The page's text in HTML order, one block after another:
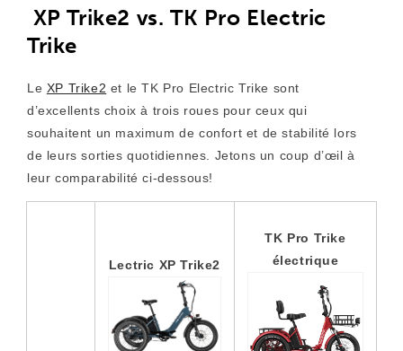
XP Trike2 vs. TK Pro Electric
Trike
Le XP Trike2 et le TK Pro Electric Trike sont
d’excellents choix à trois roues pour ceux qui
souhaitent un maximum de confort et de stabilité lors
de leurs sorties quotidiennes. Jetons un coup d’œil à
leur comparabilité ci-dessous!
Lectric XP Trike2
TK Pro Trike
électrique